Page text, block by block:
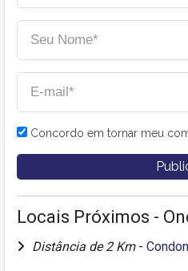
Concordo em tornar meu
Locais Próximos -
Distância de 2 Km -